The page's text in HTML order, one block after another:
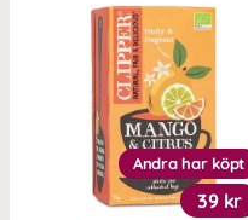
Andra har köpt
39 kr